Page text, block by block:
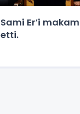
Sami Er’i
etti.